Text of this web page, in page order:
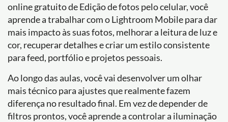
online gratuito de Edição de fotos pelo celular, você
aprende a trabalhar com o Lightroom Mobile para dar
mais impacto às suas fotos, melhorar a leitura de luz e
cor, recuperar detalhes e criar um estilo consistente
para feed, portfólio e projetos pessoais.
Ao longo das aulas, você vai desenvolver um olhar
mais técnico para ajustes que realmente fazem
diferença no resultado final. Em vez de depender de
filtros prontos, você aprende a controlar a iluminação